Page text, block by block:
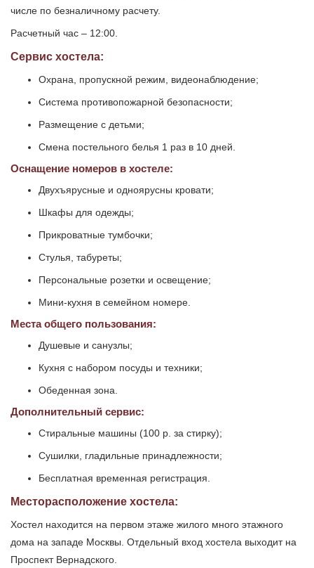
числе по безналичному расчету.
Расчетный час – 12:00.
Сервис хостела:
Охрана, пропускной режим, видеонаблюдение;
Система противопожарной безопасности;
Размещение с детьми;
Смена постельного белья 1 раз в 10 дней.
Оснащение номеров в хостеле:
Двухъярусные и одноярусны кровати;
Шкафы для одежды;
Прикроватные тумбочки;
Стулья, табуреты;
Персональные розетки и освещение;
Мини-кухня в семейном номере.
Места общего пользования:
Душевые и санузлы;
Кухня с набором посуды и техники;
Обеденная зона.
Дополнительный сервис:
Стиральные машины (100 р. за стирку);
Сушилки, гладильные принадлежности;
Бесплатная временная регистрация.
Месторасположение хостела:
Хостел находится на первом этаже жилого много этажного
дома на западе Москвы. Отдельный вход хостела выходит на
Проспект Вернадского.